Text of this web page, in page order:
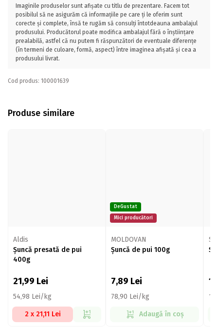
Imaginile produselor sunt afișate cu titlu de prezentare. Facem tot
posibilul să ne asigurăm că informațiile pe care ți le oferim sunt
corecte și complete, însă te rugăm să consulți întotdeauna ambalajul
produsului. Producătorul poate modifica ambalajul fără o înștiințare
prealabilă, astfel că nu putem fi răspunzători de eventuale diferențe
(în termeni de culoare, formă, aspect) între imaginea afișată și cea a
produsului livrat.
Cod produs: 100001639
Produse similare
Aldis
Șuncă presată de pui
400g
21,99 Lei
54,98 Lei/kg
2 x 21,11 Lei
DeGustat
Mici producători
MOLDOVAN
Șuncă de pui 100g
7,89 Lei
78,90 Lei/kg
Adaugă în coș